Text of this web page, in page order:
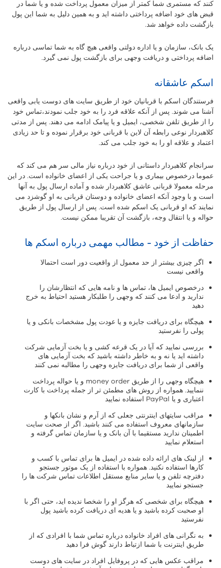
کنند که مستمری شما کمتر از میزان معمول پرداخت شده و یا شما در
قبض های خود اضافه پرداختی داشته اید و به همین دلیل به شما این پول
بازگشت داده خواهد شد.
یک بانک، سازمان و یا اداره دولتی واقعی هیچ گاه به شما تماسی درباره
اضافه پرداختی و دریافت وجهی برای بازگشت پول نمی گیرد.
اسکم عاشقانه
فرستندگان اسکم با قربانیان خود از طریق سایت های دوست یابی واقعی
آشنا می شوند. پس از آنکه علاقه فرد را به خود جلب نمودند،تماس خود
را از طریق تلفن شخصی، ایمیل و یا پیامک ادامه می دهند. پس از مدتی
کلاهبردار نوعی رابطه آن لاین با قربانی خود برقرار نموده و تا حد زیادی
اعتماد و علاقه او را به خود جلب می کند.
سرانجام کلاهبردار داستانی از خود درباره نیاز مالی سر هم می کند که
عموما درخصوص بیماری و یا جراحت یکی از اعضای خانواده است. در این
مرحله معمولا قربانی عاشق کلاهبردار شده و آماده ارسال پول به آنها
است و با وجود آنکه اعضای خانواده و دوستان قربانی به او گوشزد می
نمایند که او قربانی یک اسکم شده است. پس از ارسال پول از طریق
حواله و یا انتقال وجه، بازگشت آن تقریبا ممکن نیست.
حفاظت از خود - مطالب مهمی درباره اسکم ها
اگر چیزی بیشتر از حد معمول از واقعیت دور است احتمالا
واقعی نیست
درخصوص ایمیل ها، تماس ها و نامه هایی که انتظارشان را
ندارید و ادعا می کنند که وجهی را طلبکار هستید احتیاط به خرج
دهید
هیچگاه برای دریافت جایزه و یا عودت پول مشخصات بانکی و یا
پولی را نفرستید
بررسی نمایید که آیا در یک قرعه کشی و یا بخت آزمایی شرکت
داشته اید یا نه و به خاطر داشته باشید که بخت آزمایی های
واقعی از شما برای دریافت جایزه وجهی را مطالبه نمی کنند
هیچگاه وجهی را از طریق money order و یا حواله پرداخت
ننمایید. همواره از روش های مطمئن تر از جمله پرداخت با کارت
اعتباری و یا PayPal استفاده نمایید
مراقب سایتهای اینترنتی جعلی که از آرم و نشان بانکها و
سازمانهای معروف استفاده می کنند باشید. اگر از صحت سایت
اطمینان ندارید مستقیما با آن بانک و یا سازمان تماس گرفته و
استعلام نمایید
از لینک های ارائه داده شده در ایمیل ها برای تماس با کسب و
کارها استفاده نکنید. همواره با استفاده از یک موتور جستجو
دفترچه تلفن و یا سایر منابع مستقل اطلاعات تماس شرکت ها را
جستجو نمایید
هیچگاه برای شخصی که هرگز او را شخصا ندیده اید، حتی اگر با
او صحبت کرده باشید و یا هدیه ای دریافت کرده باشید پول
نفرستید
به نگرانی های افراد خانواده درباره تماس شما با افرادی که از
طریق اینترنت با شما ازتباط دارند گوش فرا دهید
مراقب عکس هایی که در پروفایل افراد در سایت های دوست